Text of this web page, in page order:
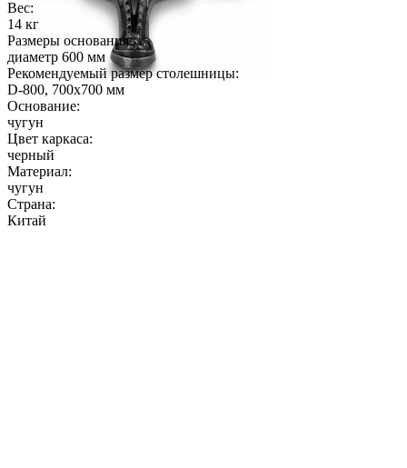
Вес:
14 кг
Размеры основания:
диаметр 600 мм
Рекомендуемый размер столешницы:
D-800, 700х700 мм
Основание:
чугун
Цвет каркаса:
черный
Материал:
чугун
Страна:
Китай